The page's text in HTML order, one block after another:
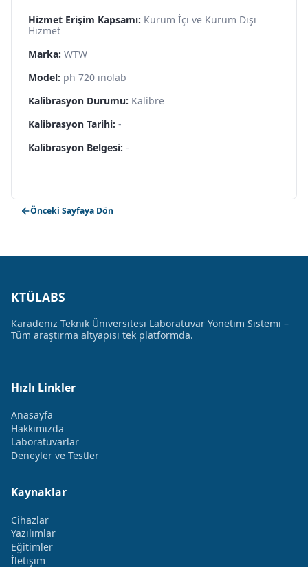
Hizmet Erişim Kapsamı: Kurum İçi ve Kurum Dışı
Hizmet
Marka: WTW
Model: ph 720 inolab
Kalibrasyon Durumu: Kalibre
Kalibrasyon Tarihi: -
Kalibrasyon Belgesi: -
Önceki Sayfaya Dön
KTÜLABS
Karadeniz Teknik Üniversitesi Laboratuvar Yönetim Sistemi –
Tüm araştırma altyapısı tek platformda.
Hızlı Linkler
Anasayfa
Hakkımızda
Laboratuvarlar
Deneyler ve Testler
Kaynaklar
Cihazlar
Yazılımlar
Eğitimler
İletişim